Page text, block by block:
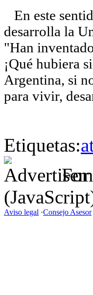
En este
desarrolla la
"Han
¡Qué hubiera
Argentina, si
para vivir,
Etiquetas:
For
Aviso legal ·Consejo Asesor